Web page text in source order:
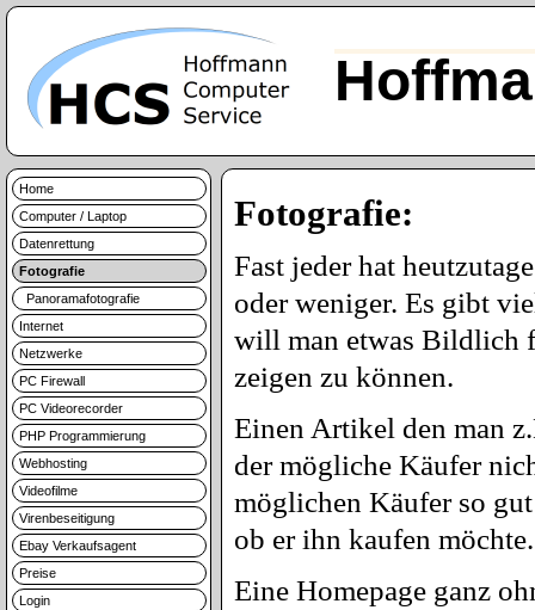
Home
Computer / Laptop
Datenrettung
Fotografie
Panoramafotografie
Internet
Netzwerke
PC Firewall
PC Videorecorder
PHP Programmierung
Webhosting
Videofilme
Virenbeseitigung
Ebay Verkaufsagent
Preise
Login
Fotografie:
Fast jeder hat
oder weniger. Es gibt
will man etwas Bildlich
zeigen zu können.
Einen Artikel den man
der mögliche Käufer
möglichen Käufer so
ob er ihn kaufen möchte.
Eine Homepage ganz